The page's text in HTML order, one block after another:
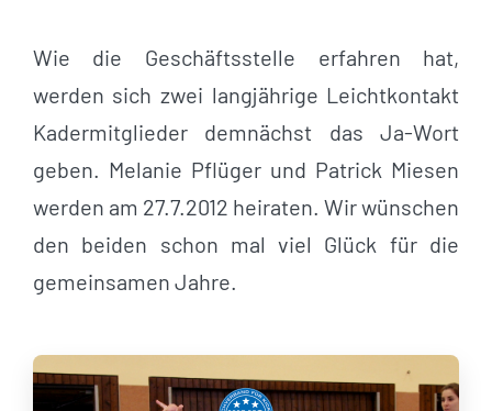
Wie die Geschäftsstelle erfahren hat,
werden sich zwei langjährige Leichtkontakt
Kadermitglieder demnächst das Ja-Wort
geben. Melanie Pflüger und Patrick Miesen
werden am 27.7.2012 heiraten. Wir wünschen
den beiden schon mal viel Glück für die
gemeinsamen Jahre.